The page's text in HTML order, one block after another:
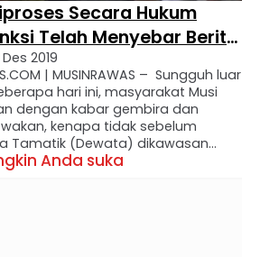
Secara Hukum
Telah Menyebar Berita
2019
| MUSINRAWAS – Sungguh luar
hari ini, masyarakat Musi
dengan kabar gembira dan
kenapa tidak sebelum
Tamatik (Dewata) dikawasan
fb mau pun aku lain nya
kesra menyebar kan berita-
Anda suka